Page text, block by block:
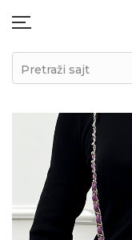
Pretraži sajt